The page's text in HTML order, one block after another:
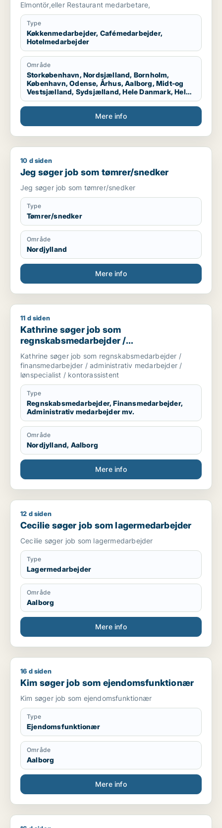
Elmontör,eller Restaurant medarbetare,
Type
Køkkenmedarbejder, Cafémedarbejder,
Hotelmedarbejder
Område
Storkøbenhavn, Nordsjælland, Bornholm,
København, Odense, Århus, Aalborg, Midt-og
Vestsjælland, Sydsjælland, Hele Danmark, Hele
Sjælland, Hele Jylland, Vestjylland
Mere info
Jeg søger job som tømrer/snedker
10 d siden
Jeg søger job som tømrer/snedker
Jeg søger job som tømrer/snedker
Type
Tømrer/snedker
Område
Nordjylland
Mere info
Kathrine søger job som regnskabsmedarbejder /
11 d siden
Kathrine søger job som
regnskabsmedarbejder /
finansmedarbejder / administrativ
medarbejder / lønspecialist /
kontorassistent
Kathrine søger job som regnskabsmedarbejder /
finansmedarbejder / administrativ medarbejder /
lønspecialist / kontorassistent
Type
Regnskabsmedarbejder, Finansmedarbejder,
Administrativ medarbejder mv.
Område
Nordjylland, Aalborg
Mere info
Cecilie søger job som lagermedarbejder
12 d siden
Cecilie søger job som lagermedarbejder
Cecilie søger job som lagermedarbejder
Type
Lagermedarbejder
Område
Aalborg
Mere info
Kim søger job som ejendomsfunktionær
16 d siden
Kim søger job som ejendomsfunktionær
Kim søger job som ejendomsfunktionær
Type
Ejendomsfunktionær
Område
Aalborg
Mere info